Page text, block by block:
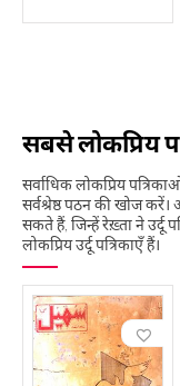
सबसे लोकप्रिय
सर्वाधिक लोकप्रिय
सर्वश्रेष्ठ पठन की खोज
सकते हैं, जिन्हें रेख़्ता ने उर्दू
लोकप्रिय उर्दू पत्रिकाएँ हैं।